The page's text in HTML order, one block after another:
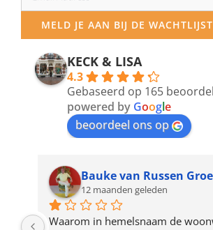
your
email
address
product
MELD JE AAN BIJ DE WACHTLIJST
KECK & LISA
4.3
Gebaseerd op 165
powered by Google
beoordeel ons op
Bauke van Russen
12 maanden geleden
Waarom in hemelsnaam de